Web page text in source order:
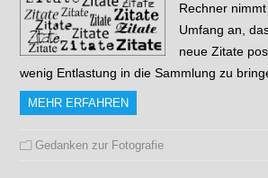
Rechner
Umfang an,
neue Zitate
wenig Entlastung in die Sammlung zu
MEHR ERFAHREN
Gedanken zur Fotografie